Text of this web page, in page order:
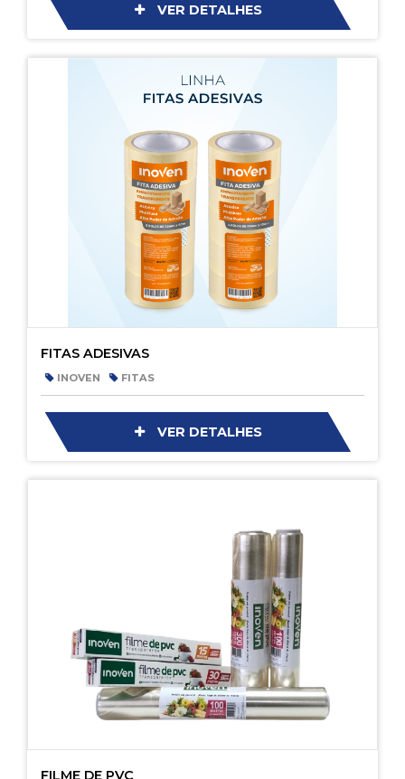
VER DETALHES
FITAS ADESIVAS
INOVEN FITAS
VER DETALHES
FILME DE PVC